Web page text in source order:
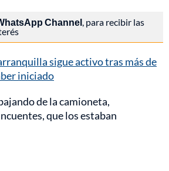
Channel , para recibir las
sigue activo tras más de
iniciado
de la camioneta,
que los estaban